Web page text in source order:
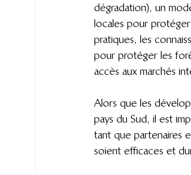
dégradation), un
locales pour
pratiques, les
pour protéger les
accès aux marchés
Alors que les
pays du Sud, il est
tant que partenaires
soient efficaces et